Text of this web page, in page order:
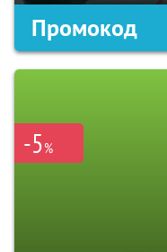
Промокод
-5%